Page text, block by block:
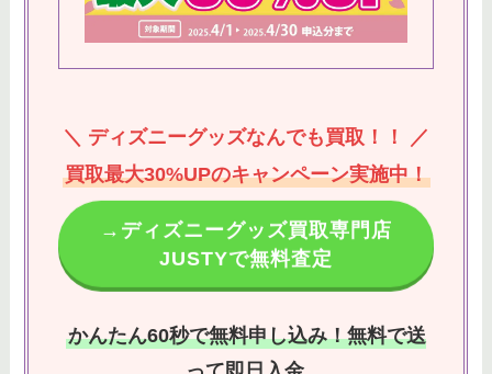
＼ ディズニーグッズなんでも買取！！ ／
買取最大30%UPのキャンペーン実施中！
→ディズニーグッズ買取専門店
JUSTYで無料査定
かんたん60秒で無料申し込み！無料で送